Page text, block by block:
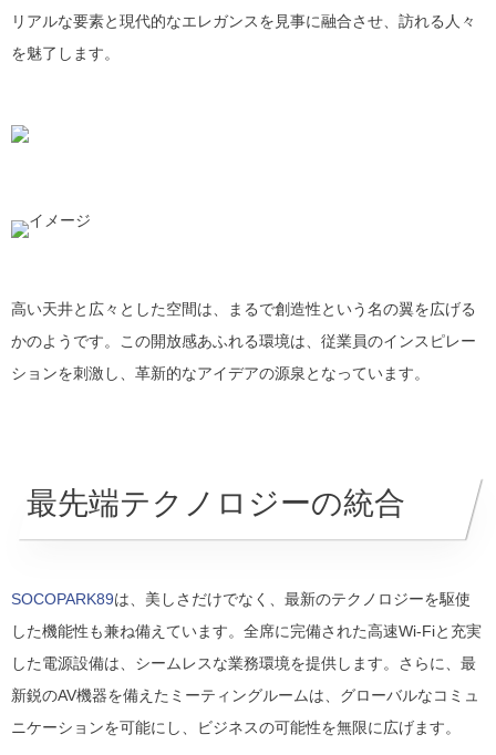
リアルな要素と現代的なエレガンスを見事に融合させ、訪れる人々
を魅了します。
高い天井と広々とした空間は、まるで創造性という名の翼を広げる
かのようです。この開放感あふれる環境は、従業員のインスピレー
ションを刺激し、革新的なアイデアの源泉となっています。
最先端テクノロジーの統合
SOCOPARK89は、美しさだけでなく、最新のテクノロジーを駆使
した機能性も兼ね備えています。全席に完備された高速Wi-Fiと充実
した電源設備は、シームレスな業務環境を提供します。さらに、最
新鋭のAV機器を備えたミーティングルームは、グローバルなコミュ
ニケーションを可能にし、ビジネスの可能性を無限に広げます。